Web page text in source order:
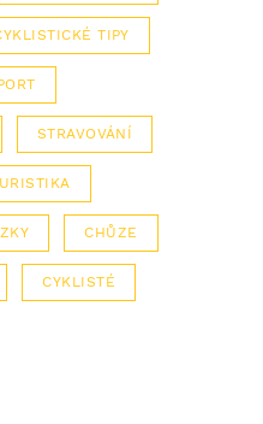
TIPY
STRAVOVÁNÍ
CHŮZE
CYKLISTÉ